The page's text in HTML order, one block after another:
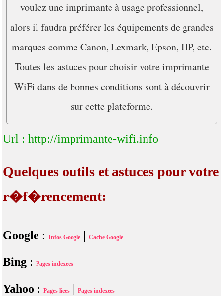
voulez une imprimante à usage professionnel,
alors il faudra préférer les équipements de grandes
marques comme Canon, Lexmark, Epson, HP, etc.
Toutes les astuces pour choisir votre imprimante
WiFi dans de bonnes conditions sont à découvrir
sur cette plateforme.
Url : http://imprimante-wifi.info
Quelques outils et astuces pour votre
r�f�rencement:
Google : Infos Google Cache Google
Bing : Pages indexees
Yahoo : Pages liees Pages indexees